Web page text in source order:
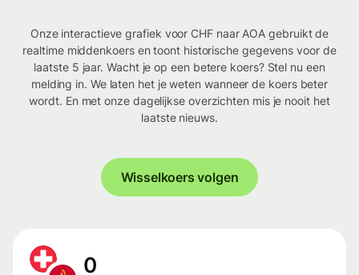
Onze interactieve grafiek voor CHF naar AOA gebruikt de
realtime middenkoers en toont historische gegevens voor de
laatste 5 jaar. Wacht je op een betere koers? Stel nu een
melding in. We laten het je weten wanneer de koers beter
wordt. En met onze dagelijkse overzichten mis je nooit het
laatste nieuws.
Wisselkoers volgen
0